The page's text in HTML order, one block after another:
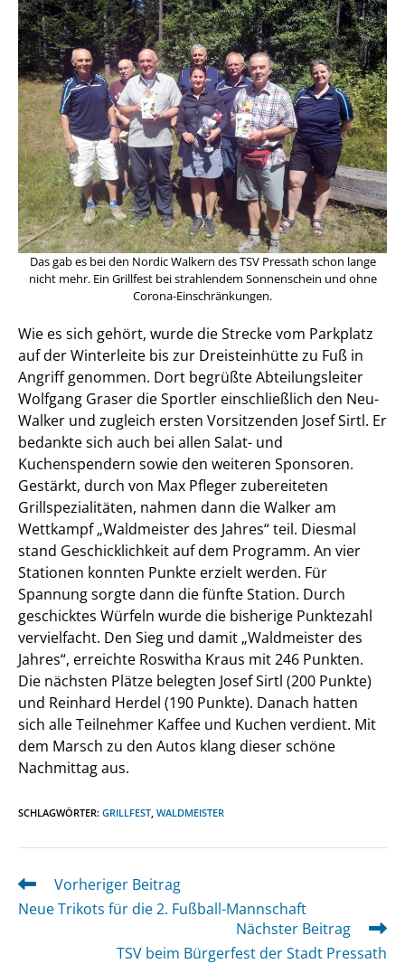
Das gab es bei den Nordic Walkern des TSV Pressath schon lange
nicht mehr. Ein Grillfest bei strahlendem Sonnenschein und ohne
Corona-Einschränkungen.
Wie es sich gehört, wurde die Strecke vom Parkplatz
auf der Winterleite bis zur Dreisteinhütte zu Fuß in
Angriff genommen. Dort begrüßte Abteilungsleiter
Wolfgang Graser die Sportler einschließlich den Neu-
Walker und zugleich ersten Vorsitzenden Josef Sirtl. Er
bedankte sich auch bei allen Salat- und
Kuchenspendern sowie den weiteren Sponsoren.
Gestärkt, durch von Max Pfleger zubereiteten
Grillspezialitäten, nahmen dann die Walker am
Wettkampf „Waldmeister des Jahres“ teil. Diesmal
stand Geschicklichkeit auf dem Programm. An vier
Stationen konnten Punkte erzielt werden. Für
Spannung sorgte dann die fünfte Station. Durch
geschicktes Würfeln wurde die bisherige Punktezahl
vervielfacht. Den Sieg und damit „Waldmeister des
Jahres“, erreichte Roswitha Kraus mit 246 Punkten.
Die nächsten Plätze belegten Josef Sirtl (200 Punkte)
und Reinhard Herdel (190 Punkte). Danach hatten
sich alle Teilnehmer Kaffee und Kuchen verdient. Mit
dem Marsch zu den Autos klang dieser schöne
Nachmittag aus.
SCHLAGWÖRTER: GRILLFEST WALDMEISTER
Weitere
Artikel
Vorheriger Beitrag
Neue Trikots für die 2. Fußball-Mannschaft
Nächster Beitrag
TSV beim Bürgerfest der Stadt Pressath